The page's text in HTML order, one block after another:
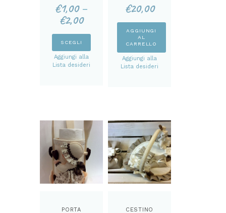
€1,00–
€2,00
SCEGLI
prodotto
essere
scelte
nella
pagina
prodotto
Aggiungi alla
Lista desideri
€20,00
AGGIUNGI
AL
CARRELLO
Aggiungi alla
Lista desideri
PORTA CESTINO